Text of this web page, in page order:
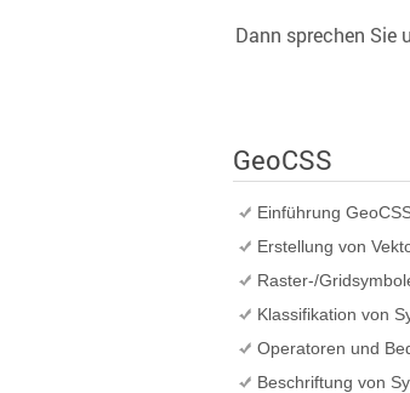
Dann sprechen Sie
GeoCSS
Einführung
Erstellung von
Raster-/
Klassifikation von
Operatoren und
Beschriftung von